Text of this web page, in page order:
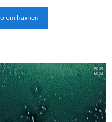
om havnen